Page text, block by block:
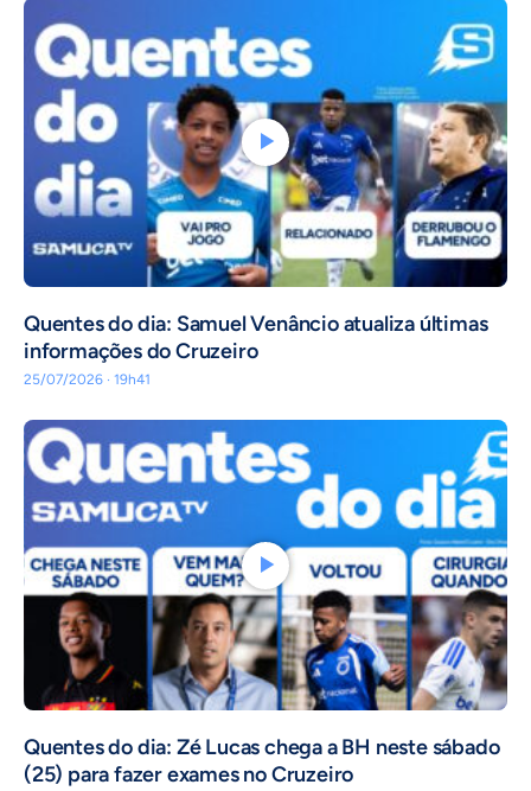
Quentes do dia: Samuel Venâncio atualiza últimas
informações do Cruzeiro
25/07/2026 · 19h41
Quentes do dia: Zé Lucas chega a BH neste sábado
(25) para fazer exames no Cruzeiro